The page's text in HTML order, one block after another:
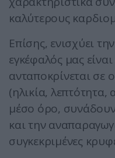
καλύτερους
Επίσης, ενισχύει
εγκέφαλός μας
ανταποκρίνεται σε
(ηλικία,
μέσο όρο,
και την
συγκεκριμένες